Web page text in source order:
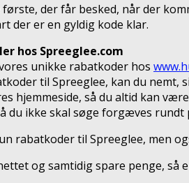
der får besked, når der
der er en gyldig kode klar.
hos Spreeglee.com
unikke rabatkoder hos
til Spreeglee, kan du nemt,
hjemmeside, så du altid kan
du ikke skal søge forgæves
rabatkoder til Spreeglee, men
og samtidig spare penge, så